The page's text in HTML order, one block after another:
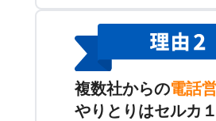
複数社からの電話
やりとりはセルカ